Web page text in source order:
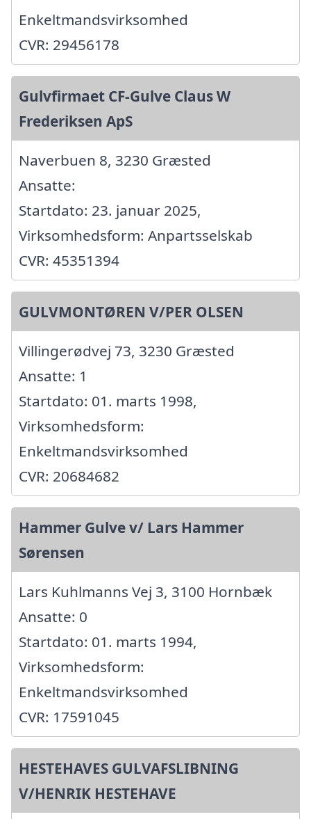
Enkeltmandsvirksomhed
CVR: 29456178
Gulvfirmaet CF-Gulve Claus W
Frederiksen ApS
Naverbuen 8, 3230 Græsted
Ansatte:
Startdato: 23. januar 2025,
Virksomhedsform: Anpartsselskab
CVR: 45351394
GULVMONTØREN V/PER OLSEN
Villingerødvej 73, 3230 Græsted
Ansatte: 1
Startdato: 01. marts 1998,
Virksomhedsform:
Enkeltmandsvirksomhed
CVR: 20684682
Hammer Gulve v/ Lars Hammer
Sørensen
Lars Kuhlmanns Vej 3, 3100 Hornbæk
Ansatte: 0
Startdato: 01. marts 1994,
Virksomhedsform:
Enkeltmandsvirksomhed
CVR: 17591045
HESTEHAVES GULVAFSLIBNING
V/HENRIK HESTEHAVE